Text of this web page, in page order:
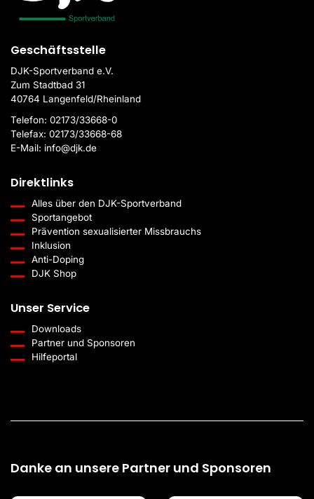
Geschäftsstelle
DJK-Sportverband e.V.
Zum Stadtbad 31
40764 Langenfeld/Rheinland
Telefon: 02173/33668-0
Telefax: 02173/33668-68
E-Mail: info@djk.de
Direktlinks
Alles über den DJK-Sportverband
Sportangebot
Prävention sexualisierter Missbrauchs
Inklusion
Anti-Doping
DJK Shop
Unser Service
Downloads
Partner und Sponsoren
Hilfeportal
Danke an unsere Partner und Sponsoren